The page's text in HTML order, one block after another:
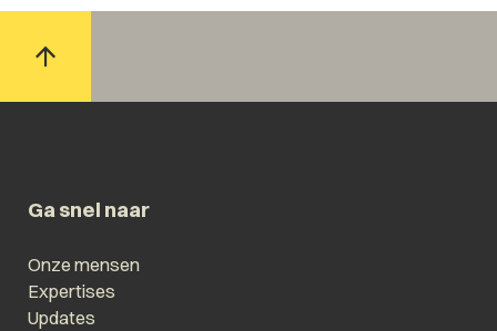
Ga snel naar
Onze mensen
Expertises
Updates